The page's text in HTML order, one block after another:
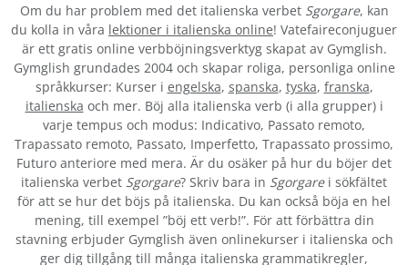
Om du har problem med det italienska verbet Sgorgare, kan
du kolla in våra lektioner i italienska online! Vatefaireconjuguer
är ett gratis online verbböjningsverktyg skapat av Gymglish.
Gymglish grundades 2004 och skapar roliga, personliga online
språkkurser: Kurser i engelska, spanska, tyska, franska,
italienska och mer. Böj alla italienska verb (i alla grupper) i
varje tempus och modus: Indicativo, Passato remoto,
Trapassato remoto, Passato, Imperfetto, Trapassato prossimo,
Futuro anteriore med mera. Är du osäker på hur du böjer det
italienska verbet Sgorgare? Skriv bara in Sgorgarei sökfältet
för att se hur det böjs på italienska. Du kan också böja en hel
mening, till exempel ”böj ett verb!”. För att förbättra din
stavning erbjuder Gymglish även onlinekurser i italienska och
ger dig tillgång till många italienska grammatikregler,